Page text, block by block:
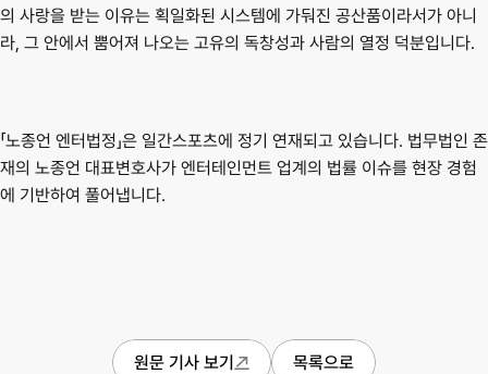
의 사랑을 받는 이유는 획일화된 시스템에 가둬진 공산품이라서가 아니
라, 그 안에서 뿜어져 나오는 고유의 독창성과 사람의 열정 덕분입니다.
「노종언 엔터법정」은 일간스포츠에 정기 연재되고 있습니다. 법무법인 존
재의 노종언 대표변호사가 엔터테인먼트 업계의 법률 이슈를 현장 경험
에 기반하여 풀어냅니다.
원문 기사 보기 목록으로